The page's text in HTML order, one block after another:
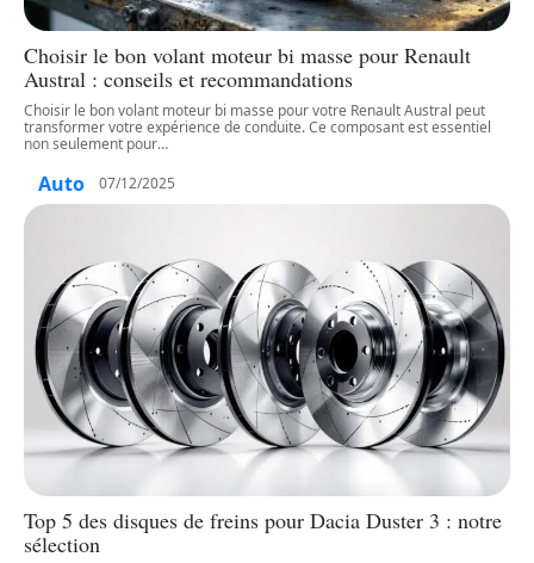
Choisir le bon volant moteur bi masse pour Renault
Austral : conseils et recommandations
Choisir le bon volant moteur bi masse pour votre Renault Austral peut
transformer votre expérience de conduite. Ce composant est essentiel
non seulement pour…
Auto 07/12/2025
Top 5 des disques de freins pour Dacia Duster 3 : notre
sélection